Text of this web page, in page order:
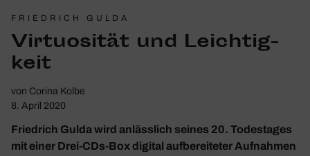
FRIEDRICH GULDA
Virtuo­sität und Leich­tig­
keit
von Corina Kolbe
8. April 2020
Friedrich Gulda wird anlässlich seines 20. Todestages
mit einer Drei-CDs-Box digital aufbereiteter Aufnahmen